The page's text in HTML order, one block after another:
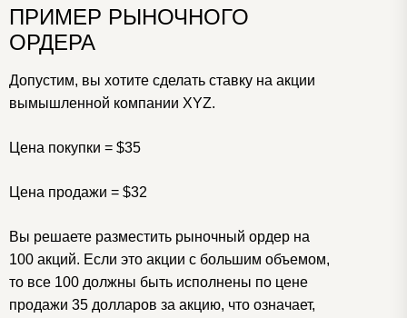
ПРИМЕР РЫНОЧНОГО
ОРДЕРА
Допустим, вы хотите сделать ставку на акции
вымышленной компании XYZ.
Цена покупки = $35
Цена продажи = $32
Вы решаете разместить рыночный ордер на
100 акций. Если это акции с большим объемом,
то все 100 должны быть исполнены по цене
продажи 35 долларов за акцию, что означает,